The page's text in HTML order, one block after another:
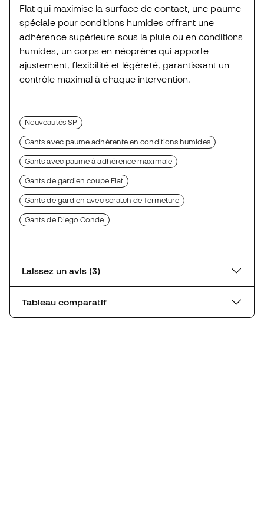
Flat qui maximise la surface de contact, une paume
spéciale pour conditions humides offrant une
adhérence supérieure sous la pluie ou en conditions
humides, un corps en néoprène qui apporte
ajustement, flexibilité et légèreté, garantissant un
contrôle maximal à chaque intervention.
Nouveautés SP
Gants avec paume adhérente en conditions humides
Gants avec paume à adhérence maximale
Gants de gardien coupe Flat
Gants de gardien avec scratch de fermeture
Gants de Diego Conde
Laissez un avis (3)
Tableau comparatif